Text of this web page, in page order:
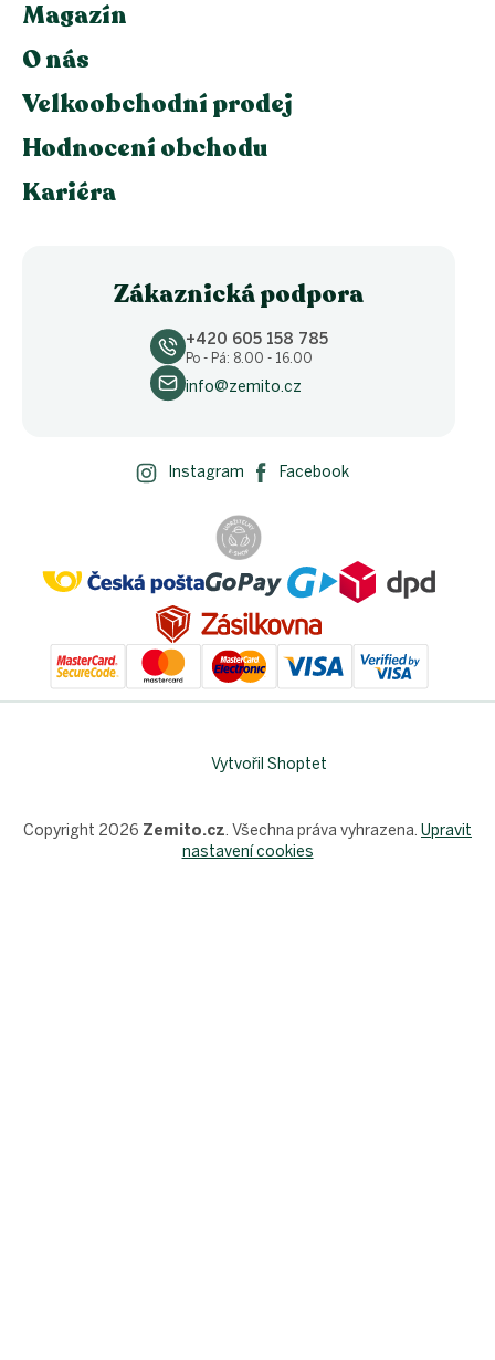
Magazín
O nás
Velkoobchodní prodej
Hodnocení obchodu
Kariéra
Zákaznická podpora
+420 605 158 785
Po - Pá: 8.00 - 16.00
info@zemito.cz
Instagram Facebook
Vytvořil Shoptet
Copyright 2026 Zemito.cz. Všechna práva vyhrazena. Upravit
nastavení cookies